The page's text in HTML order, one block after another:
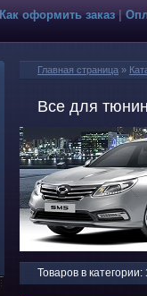
Как оформить заказ
Главная страница »
Все для
Товаров в категории: